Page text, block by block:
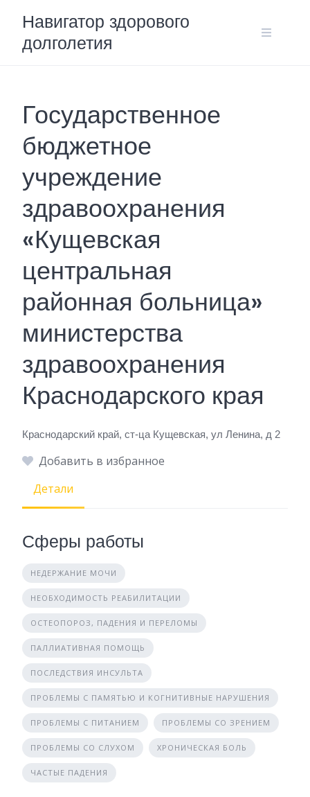
content
Навигатор здорового
долголетия
Государственное
бюджетное
учреждение
здравоохранения
«Кущевская
центральная
районная больница»
министерства
здравоохранения
Краснодарского края
Краснодарский край, ст-ца Кущевская, ул Ленина, д 2
Добавить в избранное
Детали
Сферы работы
НЕДЕРЖАНИЕ МОЧИ
НЕОБХОДИМОСТЬ РЕАБИЛИТАЦИИ
ОСТЕОПОРОЗ, ПАДЕНИЯ И ПЕРЕЛОМЫ
ПАЛЛИАТИВНАЯ ПОМОЩЬ
ПОСЛЕДСТВИЯ ИНСУЛЬТА
ПРОБЛЕМЫ С ПАМЯТЬЮ И КОГНИТИВНЫЕ НАРУШЕНИЯ
ПРОБЛЕМЫ С ПИТАНИЕМ ПРОБЛЕМЫ СО ЗРЕНИЕМ
ПРОБЛЕМЫ СО СЛУХОМ ХРОНИЧЕСКАЯ БОЛЬ
ЧАСТЫЕ ПАДЕНИЯ